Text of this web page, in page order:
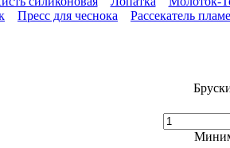
Пресс для чеснока Рассекатель